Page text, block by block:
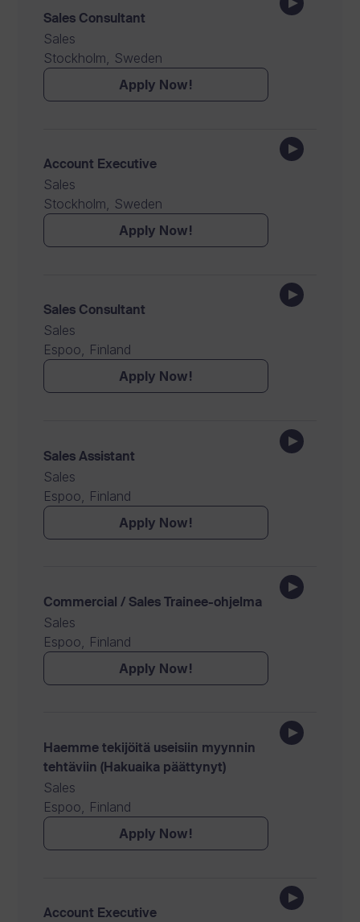
Sales Consultant
Sales
Stockholm, Sweden
Apply Now!
Account Executive
Sales
Stockholm, Sweden
Apply Now!
Sales Consultant
Sales
Espoo, Finland
Apply Now!
Sales Assistant
Sales
Espoo, Finland
Apply Now!
Commercial / Sales Trainee-ohjelma
Sales
Espoo, Finland
Apply Now!
Haemme tekijöitä useisiin myynnin
tehtäviin (Hakuaika päättynyt)
Sales
Espoo, Finland
Apply Now!
Account Executive